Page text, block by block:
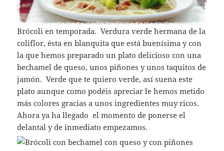
Brócoli en temporada. Verdura verde hermana de la
coliflor, ésta en blanquita que está buenísima y con
la que hemos preparado un plato delicioso con una
bechamel de queso, unos piñones y unos taquitos de
jamón. Verde que te quiero verde, así suena este
plato aunque como podéis apreciar le hemos metido
más colores gracias a unos ingredientes muy ricos.
Ahora ya ha llegado el momento de ponerse el
delantal y de inmediato empezamos.